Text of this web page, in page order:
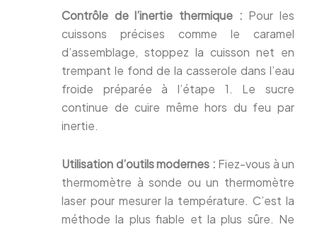
Contrôle de l’inertie thermique : Pour les
cuissons précises comme le caramel
d’assemblage, stoppez la cuisson net en
trempant le fond de la casserole dans l’eau
froide préparée à l’étape 1. Le sucre
continue de cuire même hors du feu par
inertie.
Utilisation d’outils modernes : Fiez-vous à un
thermomètre à sonde ou un thermomètre
laser pour mesurer la température. C’est la
méthode la plus fiable et la plus sûre. Ne